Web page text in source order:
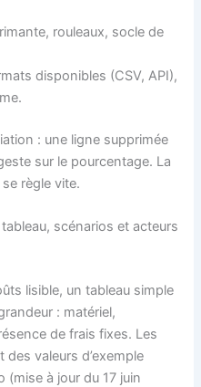
rouleaux, socle de
disponibles (CSV, API),
: une ligne supprimée
sur le pourcentage. La
règle vite.
scénarios et acteurs
lisible, un tableau simple
: matériel,
de frais fixes. Les
valeurs d’exemple
(mise à jour du 17 juin